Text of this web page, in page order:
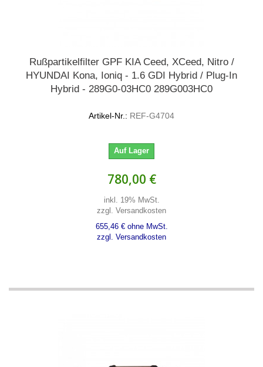
Rußpartikelfilter GPF KIA Ceed, XCeed, Nitro /
HYUNDAI Kona, Ioniq - 1.6 GDI Hybrid / Plug-In
Hybrid - 289G0-03HC0 289G003HC0
Artikel-Nr.: REF-G4704
Auf Lager
780,00 €
inkl. 19% MwSt.
zzgl. Versandkosten
655,46 € ohne MwSt.
zzgl. Versandkosten